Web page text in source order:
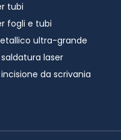
tubi
fogli e tubi
ultra-grande
laser
da scrivania